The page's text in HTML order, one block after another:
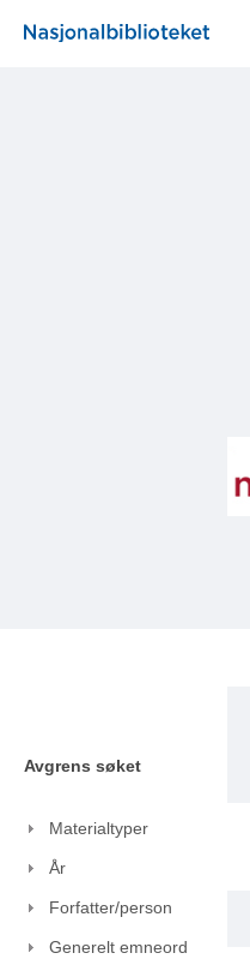
Avgrens søket
Materialtyper
År
Forfatter/person
Generelt emneord